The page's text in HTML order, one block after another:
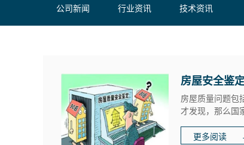
公司新闻 行业资讯 技术资讯
房屋安全鉴
房屋质量问题包
才发现，那么国
更多阅读